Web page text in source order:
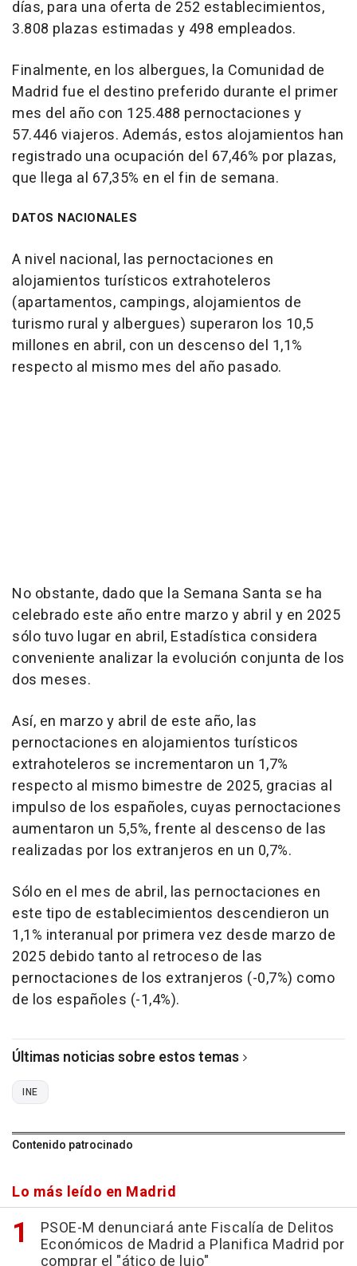
días, para una oferta de 252 establecimientos,
3.808 plazas estimadas y 498 empleados.
Finalmente, en los albergues, la Comunidad de
Madrid fue el destino preferido durante el primer
mes del año con 125.488 pernoctaciones y
57.446 viajeros. Además, estos alojamientos han
registrado una ocupación del 67,46% por plazas,
que llega al 67,35% en el fin de semana.
DATOS NACIONALES
A nivel nacional, las pernoctaciones en
alojamientos turísticos extrahoteleros
(apartamentos, campings, alojamientos de
turismo rural y albergues) superaron los 10,5
millones en abril, con un descenso del 1,1%
respecto al mismo mes del año pasado.
No obstante, dado que la Semana Santa se ha
celebrado este año entre marzo y abril y en 2025
sólo tuvo lugar en abril, Estadística considera
conveniente analizar la evolución conjunta de los
dos meses.
Así, en marzo y abril de este año, las
pernoctaciones en alojamientos turísticos
extrahoteleros se incrementaron un 1,7%
respecto al mismo bimestre de 2025, gracias al
impulso de los españoles, cuyas pernoctaciones
aumentaron un 5,5%, frente al descenso de las
realizadas por los extranjeros en un 0,7%.
Sólo en el mes de abril, las pernoctaciones en
este tipo de establecimientos descendieron un
1,1% interanual por primera vez desde marzo de
2025 debido tanto al retroceso de las
pernoctaciones de los extranjeros (-0,7%) como
de los españoles (-1,4%).
Últimas noticias sobre estos temas
INE
Contenido patrocinado
Lo más leído en Madrid
PSOE-M denunciará ante Fiscalía de Delitos
Económicos de Madrid a Planifica Madrid por